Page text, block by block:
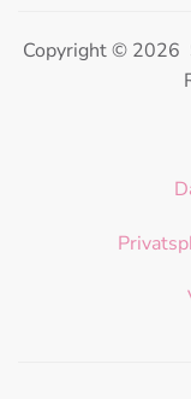
Copyright © 2026